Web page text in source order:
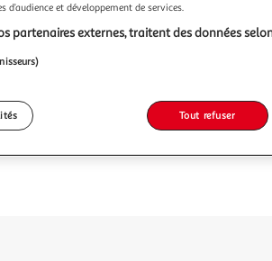
d’audience et développement de services.
partenaires externes, traitent des données
Tout refuser